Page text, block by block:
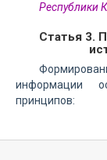
Республики
Статья 3.
информации
принципов: